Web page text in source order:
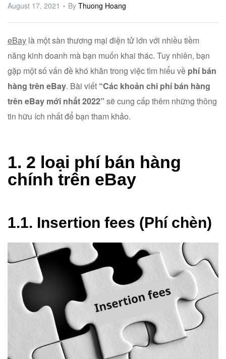
August 17, 2021 By Thuong Hoang
eBay là một sàn thương mại điện tử lớn với nhiều tiềm
năng kinh doanh mà bạn muốn khai thác. Tuy nhiên, bạn
gặp một số vấn đề khó khăn trong việc tìm hiểu về phí bán
hàng trên eBay. Bài viết “Các khoản chi phí bán hàng
trên eBay mới nhất 2022” sẽ cung cấp thêm những thông
tin hữu ích nhất để bạn tham khảo.
1. 2 loại phí bán hàng
chính trên eBay
1.1. Insertion fees (Phí chèn)